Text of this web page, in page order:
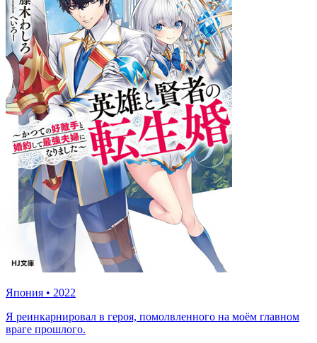
Япония • 2022
Я реинкарнировал в героя, помолвленного на моём главном
враге прошлого.